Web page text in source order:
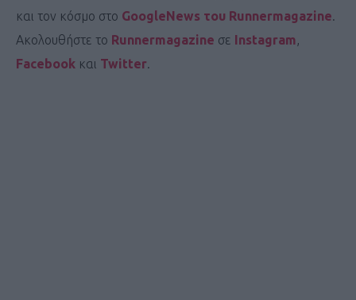
και τον κόσμο στο GoogleNews του Runnermagazine.
Ακολουθήστε το Runnermagazine σε Instagram,
Facebook και Twitter.